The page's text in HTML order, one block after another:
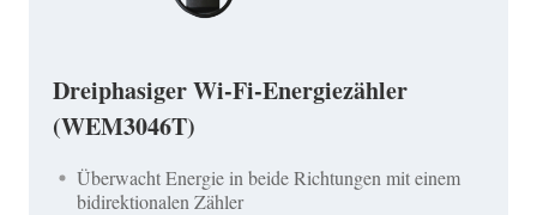
Dreiphasiger Wi-Fi-Energiezähler
(WEM3046T)
Überwacht Energie in beide Richtungen mit einem
bidirektionalen Zähler